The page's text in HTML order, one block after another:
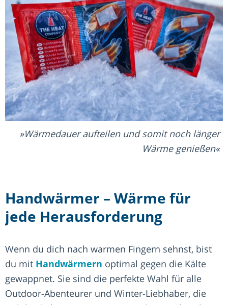
Wärmedauer aufteilen und somit noch länger
Wärme genießen
Handwärmer – Wärme für
jede Herausforderung
Wenn du dich nach warmen Fingern sehnst, bist
du mit Handwärmern optimal gegen die Kälte
gewappnet. Sie sind die perfekte Wahl für alle
Outdoor-Abenteurer und Winter-Liebhaber, die